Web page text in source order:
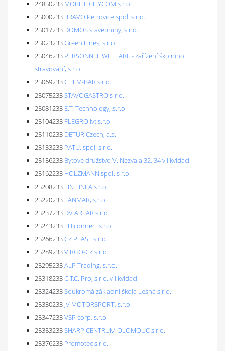
24850233 MOBILE CITYCOM s.r.o.
25000233 BRAVO Petrovice spol. s r.o.
25017233 DOMOS stavebniny, s.r.o.
25023233Green Lines, s.r.o.
25046233 PERSONNEL WELFARE - zařízení školního
stravování, s.r.o.
25069233CHEM-BAR s.r.o.
25075233STAVOGASTRO s.r.o.
25081233 E.T. Technology, s.r.o.
25104233 FLEGRO ivt s.r.o.
25110233 DETUR Czech, a.s.
25133233 PATU, spol. s r.o.
25156233 Bytové družstvo V. Nezvala 32, 34 v likvidaci
25162233 HOLZMANN spol. s r.o.
25208233 FIN LINEA s.r.o.
25220233TANMAR, s.r.o.
25237233 DV AREAR s.r.o.
25243233TH connect s.r.o.
25266233CZ PLAST s.r.o.
25289233VIRGO-CZ s.r.o.
25295233ALP Trading, s.r.o.
25318233C.T.C. Pro, s.r.o. v likvidaci
25324233Soukromá základní škola Lesná s.r.o.
25330233 JV MOTORSPORT, s.r.o.
25347233VSP corp, s.r.o.
25353233SHARP CENTRUM OLOMOUC s.r.o.
25376233 Promotec s.r.o.